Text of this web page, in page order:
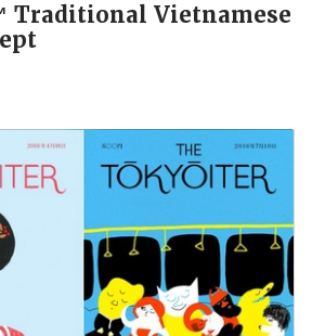
Traditional Vietnamese